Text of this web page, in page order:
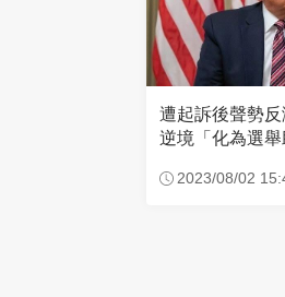
遭起訴後聲勢
逆境「化為選舉
2023/08/02